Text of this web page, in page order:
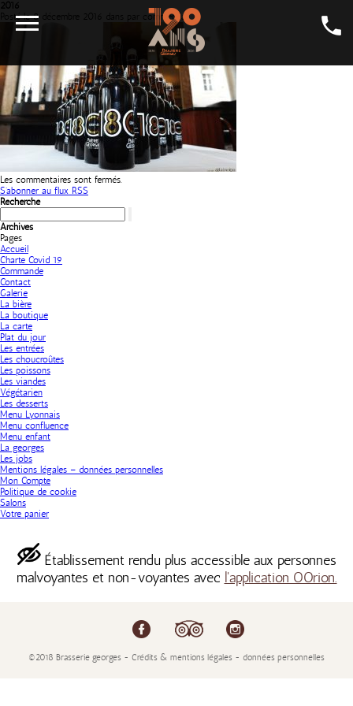
LA CARTE
LA BIÈRE
GALERIE
LA GEORGES
2016
Posté le 8 décembre 2016 dans par commercial.
Les commentaires sont fermés.
S'abonner au flux RSS
Recherche
Archives
Pages
Accueil
Charte Covid 19
Commande
Contact
Galerie
La bière
La boutique
La carte
Plat du jour
Les entrées
Les choucroûtes
Les poissons
Les viandes
Végétarien
Les desserts
Menu Lyonnais
Menu confluence
Menu enfant
La georges
Les jobs
Mentions légales – données personnelles
Mon Compte
Politique de cookie
Salons
Votre panier
Établissement rendu plus accessible aux personnes
malvoyantes et non-voyantes avec l'application OOrion.
©2018 Brasserie georges - Crédits & mentions légales - données personnelles